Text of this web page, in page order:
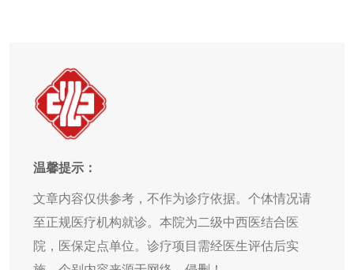
温馨提示：
文章内容仅供参考，不作为诊疗依据。个体情况请
至正规医疗机构就诊。本院为二级中西医结合医
院，医保定点单位。诊疗项目需经医生评估后实